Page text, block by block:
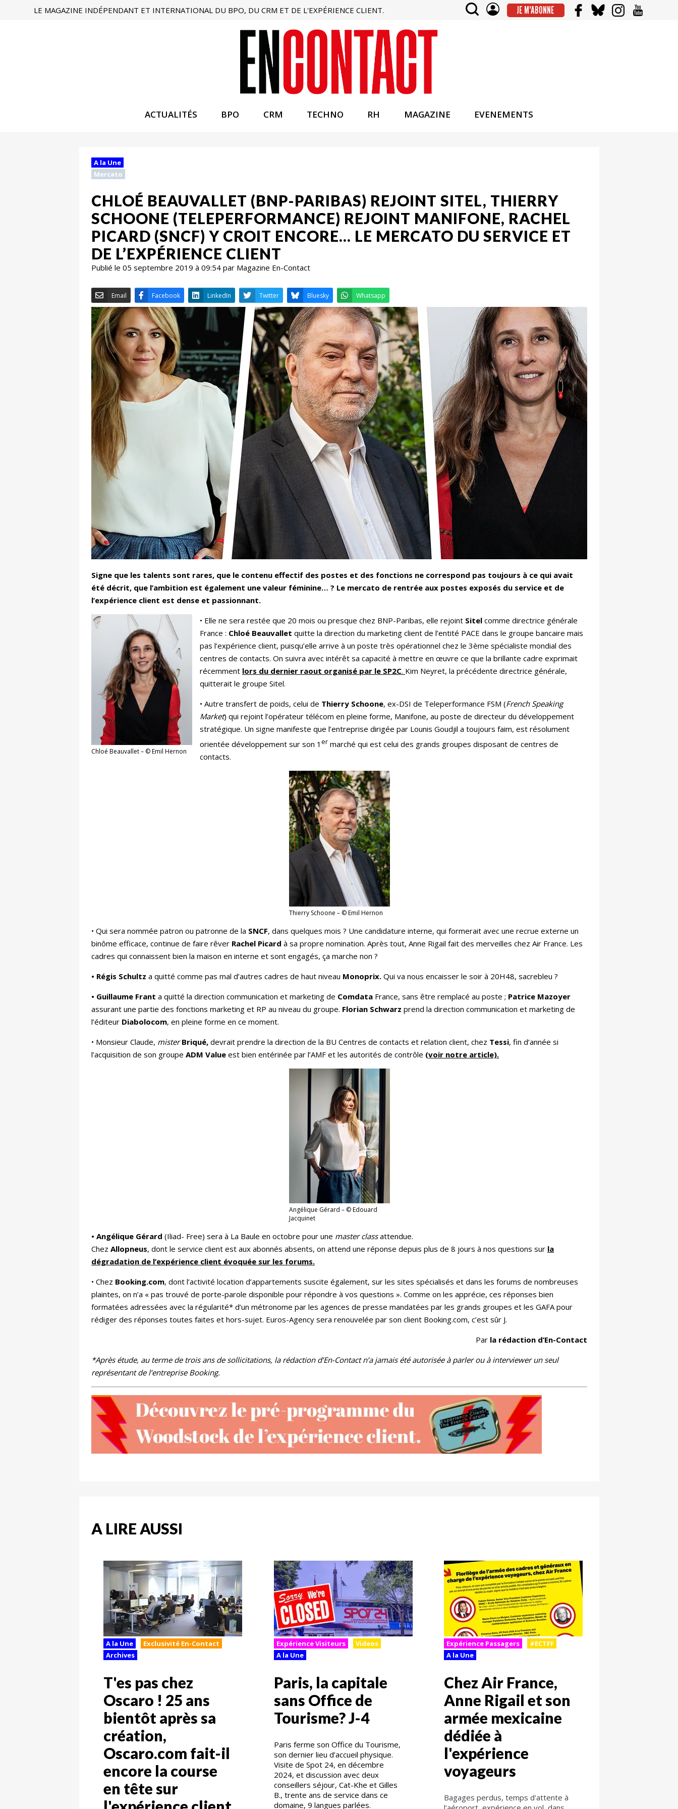
LE MAGAZINE INDÉPENDANT ET INTERNATIONAL DU BPO, DU CRM ET DE L'EXPÉRIENCE CLIENT. JE M'ABONNE
ACTUALITÉS BPO CRM TECHNO RH MAGAZINE EVENEMENTS
A la Une
Mercato
CHLOÉ BEAUVALLET (BNP-PARIBAS) REJOINT SITEL, THIERRY
SCHOONE (TELEPERFORMANCE) REJOINT MANIFONE, RACHEL
PICARD (SNCF) Y CROIT ENCORE… LE MERCATO DU SERVICE ET
DE L’EXPÉRIENCE CLIENT
Publié le 05 septembre 2019 à 09:54 par Magazine En-Contact
Email Facebook LinkedIn Twitter Bluesky Whatsapp
Signe que les talents sont rares, que le contenu effectif des postes et des fonctions ne correspond pas toujours à ce qui avait
été décrit, que l’ambition est également une valeur féminine… ? Le mercato de rentrée aux postes exposés du service et de
l’expérience client est dense et passionnant.
Chloé Beauvallet – © Emil Hernon
• Elle ne sera restée que 20 mois ou presque chez BNP-Paribas, elle rejoint Sitel comme directrice générale
France : Chloé Beauvallet quitte la direction du marketing client de l’entité PACE dans le groupe bancaire mais
pas l’expérience client, puisqu’elle arrive à un poste très opérationnel chez le 3ème spécialiste mondial des
centres de contacts. On suivra avec intérêt sa capacité à mettre en œuvre ce que la brillante cadre exprimait
récemment lors du dernier raout organisé par le SP2C. Kim Neyret, la précédente directrice générale,
quitterait le groupe Sitel.
• Autre transfert de poids, celui de Thierry Schoone, ex-DSI de Teleperformance FSM (French Speaking
Market) qui rejoint l’opérateur télécom en pleine forme, Manifone, au poste de directeur du développement
stratégique. Un signe manifeste que l’entreprise dirigée par Lounis Goudjil a toujours faim, est résolument
orientée développement sur son 1 er marché qui est celui des grands groupes disposant de centres de
contacts.
Thierry Schoone – © Emil Hernon
• Qui sera nommée patron ou patronne de la SNCF, dans quelques mois ? Une candidature interne, qui formerait avec une recrue externe un
binôme efficace, continue de faire rêver Rachel Picard à sa propre nomination. Après tout, Anne Rigail fait des merveilles chez Air France. Les
cadres qui connaissent bien la maison en interne et sont engagés, ça marche non ?
• Régis Schultz a quitté comme pas mal d’autres cadres de haut niveau Monoprix. Qui va nous encaisser le soir à 20H48, sacrebleu ?
• Guillaume Frant a quitté la direction communication et marketing de Comdata France, sans être remplacé au poste ; Patrice Mazoyer
assurant une partie des fonctions marketing et RP au niveau du groupe. Florian Schwarz prend la direction communication et marketing de
l’éditeur Diabolocom, en pleine forme en ce moment.
• Monsieur Claude, mister Briqué, devrait prendre la direction de la BU Centres de contacts et relation client, chez Tessi, fin d’année si
l’acquisition de son groupe ADM Value est bien entérinée par l’AMF et les autorités de contrôle (voir notre article).
Angélique Gérard – © Edouard
Jacquinet
• Angélique Gérard (Iliad- Free) sera à La Baule en octobre pour une master classattendue.
Chez Allopneus, dont le service client est aux abonnés absents, on attend une réponse depuis plus de 8 jours à nos questions sur la
dégradation de l’expérience client évoquée sur les forums.
• Chez Booking.com, dont l’activité location d’appartements suscite également, sur les sites spécialisés et dans les forums de nombreuses
plaintes, on n’a « pas trouvé de porte-parole disponible pour répondre à vos questions ». Comme on les apprécie, ces réponses bien
formatées adressées avec la régularité* d’un métronome par les agences de presse mandatées par les grands groupes et les GAFA pour
rédiger des réponses toutes faites et hors-sujet. Euros-Agency sera renouvelée par son client Booking.com, c’est sûr J.
Par la rédaction d’En-Contact
*Après étude, au terme de trois ans de sollicitations, la rédaction d’En-Contact n’a jamais été autorisée à parler ou à interviewer un seul
représentant de l’entreprise Booking.
A LIRE AUSSI
A la Une
Exclusivité En-Contact
Archives
T'es pas chez
Oscaro ! 25 ans
bientôt après sa
création,
Oscaro.com fait-il
encore la course
en tête sur
Expérience Visiteurs
Videos
A la Une
Paris, la capitale
sans Office de
Tourisme? J-4
Paris ferme son Office du Tourisme,
son dernier lieu d’accueil physique.
Visite de Spot 24, en décembre
2024, et discussion avec deux
conseillers séjour, Cat-Khe et Gilles
B., trente ans de service dans ce
domaine, 9 langues parlées.
Expérience Passagers
#ECTFF
A la Une
Chez Air France,
Anne Rigail et son
armée mexicaine
dédiée à
l'expérience
voyageurs
Bagages perdus, temps d'attente à